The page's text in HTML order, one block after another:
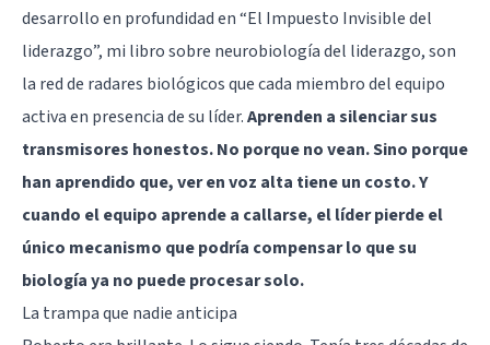
desarrollo en profundidad en “El Impuesto Invisible del
liderazgo”, mi libro sobre neurobiología del liderazgo, son
la red de radares biológicos que cada miembro del equipo
activa en presencia de su líder.Aprenden a silenciar sus
transmisores honestos. No porque no vean. Sino porque
han aprendido que, ver en voz alta tiene un costo. Y
cuando el equipo aprende a callarse, el líder pierde el
único mecanismo que podría compensar lo que su
biología ya no puede procesar solo.
La trampa que nadie anticipa